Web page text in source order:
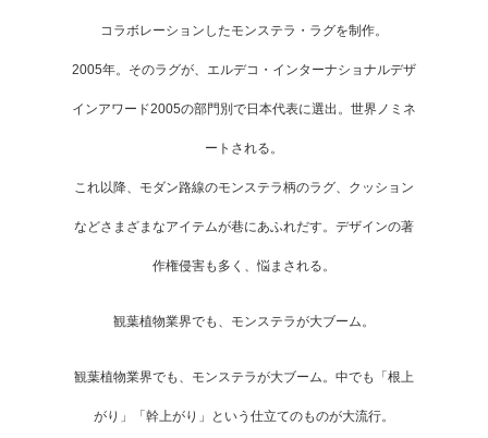
コラボレーションしたモンステラ・ラグを制作。
2005年。そのラグが、エルデコ・インターナショナルデザ
インアワード2005の部門別で日本代表に選出。世界ノミネ
ートされる。
これ以降、モダン路線のモンステラ柄のラグ、クッション
などさまざまなアイテムが巷にあふれだす。デザインの著
作権侵害も多く、悩まされる。
観葉植物業界でも、モンステラが大ブーム。
観葉植物業界でも、モンステラが大ブーム。中でも「根上
がり」「幹上がり」という仕立てのものが大流行。